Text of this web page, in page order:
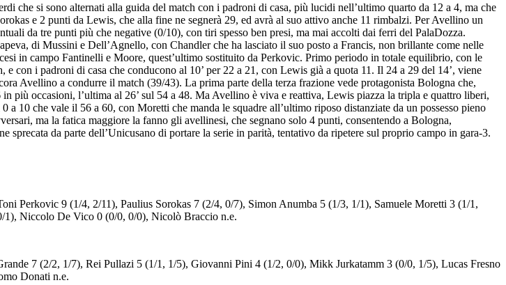
che si sono alternati alla guida del match con i padroni di casa, più lucidi nell’ultimo quarto da 12 a 4, ma che
e 2 punti da Lewis, che alla fine ne segnerà 29, ed avrà al suo attivo anche 11 rimbalzi. Per Avellino un
da tre punti più che negative (0/10), con tiri spesso ben presi, ma mai accolti dai ferri del PalaDozza.
di Mussini e Dell’Agnello, con Chandler che ha lasciato il suo posto a Francis, non brillante come nelle
in campo Fantinelli e Moore, quest’ultimo sostituito da Perkovic. Primo periodo in totale equilibrio, con le
e con i padroni di casa che conducono al 10’ per 22 a 21, con Lewis già a quota 11. Il 24 a 29 del 14’, viene
Avellino a condurre il match (39/43). La prima parte della terza frazione vede protagonista Bologna che,
più occasioni, l’ultima al 26’ sul 54 a 48. Ma Avellino è viva e reattiva, Lewis piazza la tripla e quattro liberi,
a 10 che vale il 56 a 60, con Moretti che manda le squadre all’ultimo riposo distanziate da un possesso pieno
ma la fatica maggiore la fanno gli avellinesi, che segnano solo 4 punti, consentendo a Bologna,
da parte dell’Unicusano di portare la serie in parità, tentativo da ripetere sul proprio campo in gara-3.
Perkovic 9 (1/4, 2/11), Paulius Sorokas 7 (2/4, 0/7), Simon Anumba 5 (1/3, 1/1), Samuele Moretti 3 (1/1,
1), Niccolo De Vico 0 (0/0, 0/0), Nicolò Braccio n.e.
7 (2/2, 1/7), Rei Pullazi 5 (1/1, 1/5), Giovanni Pini 4 (1/2, 0/0), Mikk Jurkatamm 3 (0/0, 1/5), Lucas Fresno
Donati n.e.